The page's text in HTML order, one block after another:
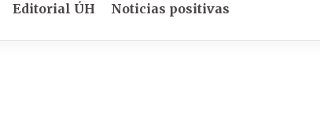
Editorial ÚH Noticias positivas